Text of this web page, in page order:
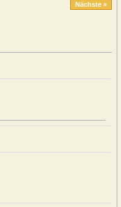
Nächste »